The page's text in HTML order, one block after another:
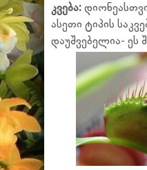
კვება:
ასეთი ტიპის
დაუშვებელია- ეს